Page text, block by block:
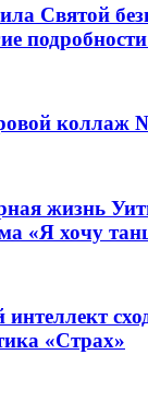
Святой
коллаж
жизнь
«Я хочу
«Страх»